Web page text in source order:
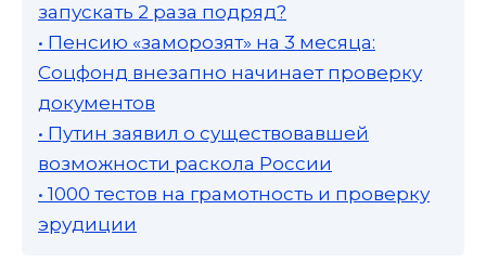
запускать 2 раза подряд?
• Пенсию «заморозят» на 3 месяца:
Соцфонд внезапно начинает проверку
документов
• Путин заявил о существовавшей
возможности раскола России
• 1000 тестов на грамотность и проверку
эрудиции